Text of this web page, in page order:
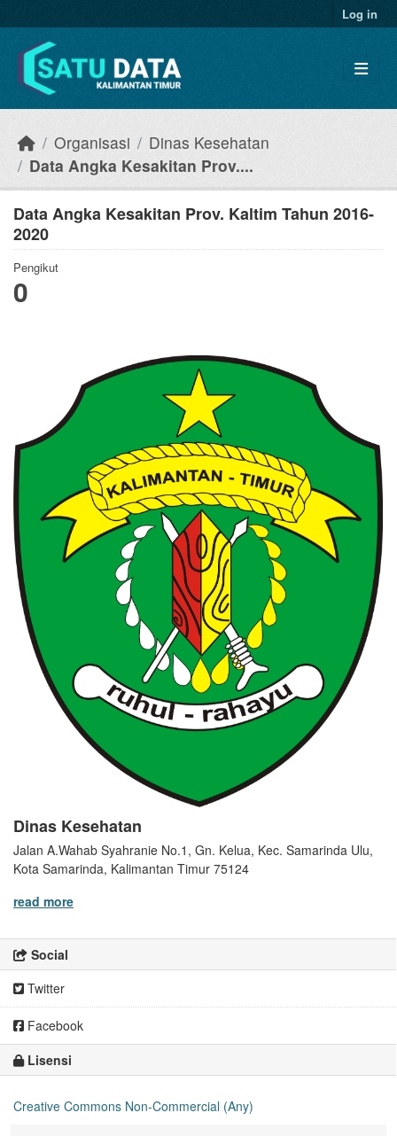
Log in
Organisasi
Dinas Kesehatan
Data Angka Kesakitan Prov....
Data Angka Kesakitan Prov. Kaltim Tahun 2016-
2020
Pengikut
0
Dinas Kesehatan
Jalan A.Wahab Syahranie No.1, Gn. Kelua, Kec. Samarinda Ulu,
Kota Samarinda, Kalimantan Timur 75124
read more
Social
Twitter
Facebook
Lisensi
Creative Commons Non-Commercial (Any)